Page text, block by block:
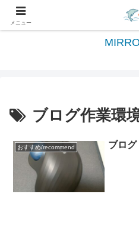
日々を綴る＆写真を切
ブログ作業環
おすすめ/recommend ブログ
メニュー